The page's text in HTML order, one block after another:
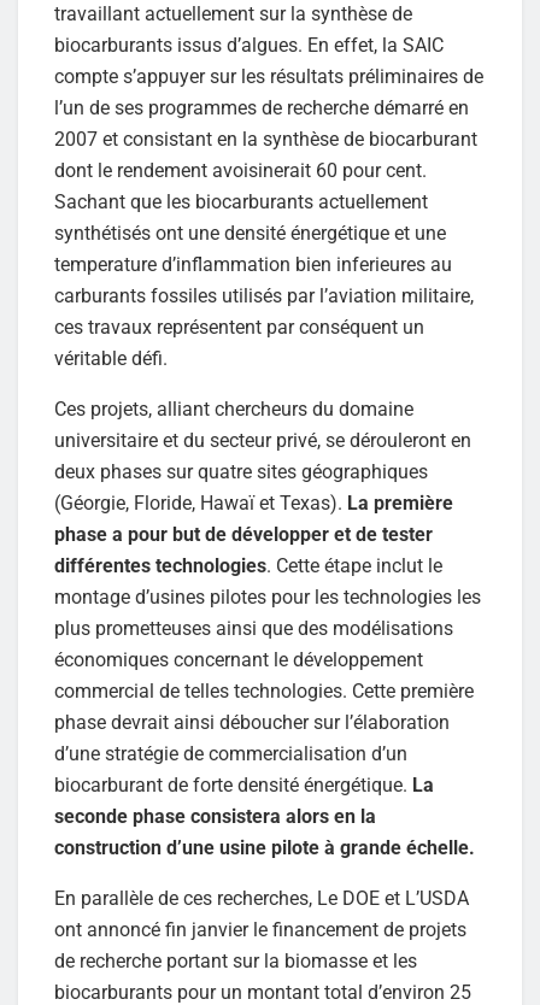
travaillant actuellement sur la synthèse de
biocarburants issus d’algues. En effet, la SAIC
compte s’appuyer sur les résultats préliminaires de
l’un de ses programmes de recherche démarré en
2007 et consistant en la synthèse de biocarburant
dont le rendement avoisinerait 60 pour cent.
Sachant que les biocarburants actuellement
synthétisés ont une densité énergétique et une
temperature d’inflammation bien inferieures au
carburants fossiles utilisés par l’aviation militaire,
ces travaux représentent par conséquent un
véritable défi.
Ces projets, alliant chercheurs du domaine
universitaire et du secteur privé, se dérouleront en
deux phases sur quatre sites géographiques
(Géorgie, Floride, Hawaï et Texas). La première
phase a pour but de développer et de tester
différentes technologies. Cette étape inclut le
montage d’usines pilotes pour les technologies les
plus prometteuses ainsi que des modélisations
économiques concernant le développement
commercial de telles technologies. Cette première
phase devrait ainsi déboucher sur l’élaboration
d’une stratégie de commercialisation d’un
biocarburant de forte densité énergétique. La
seconde phase consistera alors en la
construction d’une usine pilote à grande échelle.
En parallèle de ces recherches, Le DOE et L’USDA
ont annoncé fin janvier le financement de projets
de recherche portant sur la biomasse et les
biocarburants pour un montant total d’environ 25